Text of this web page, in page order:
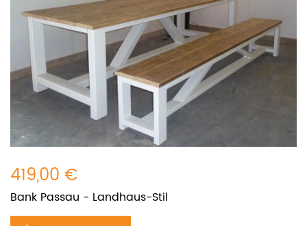
419,00 €
Bank Passau - Landhaus-Stil